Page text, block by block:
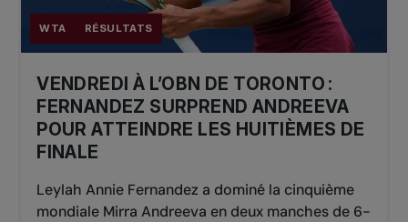
WTA RÉSULTATS
VENDREDI À L’OBN DE TORONTO :
FERNANDEZ SURPREND ANDREEVA
POUR ATTEINDRE LES HUITIÈMES DE
FINALE
Leylah Annie Fernandez a dominé la cinquième
mondiale Mirra Andreeva en deux manches de 6-